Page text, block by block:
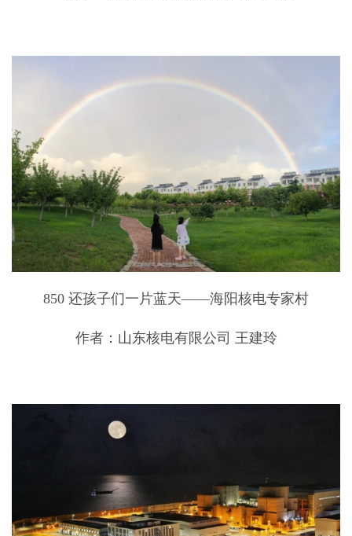
850 还孩子们一片蓝天——海阳核电专家村
作者：山东核电有限公司 王建玲